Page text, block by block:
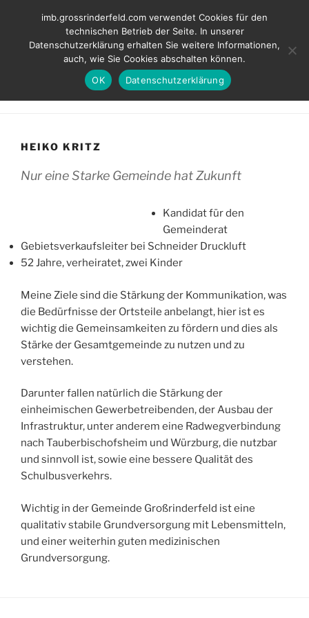
springen
INITIATIVE MÜNDIGER
BÜRGER
Kompetent. Fair. Für unsere Ortschaften.
HEIKO KRITZ
Nur eine Starke Gemeinde hat Zukunft
Kandidat für den
Gemeinderat
Gebietsverkaufsleiter bei Schneider Druckluft
52 Jahre, verheiratet, zwei Kinder
Meine Ziele sind die Stärkung der Kommunikation, was
die Bedürfnisse der Ortsteile anbelangt, hier ist es
wichtig die Gemeinsamkeiten zu fördern und dies als
Stärke der Gesamtgemeinde zu nutzen und zu
verstehen.
Darunter fallen natürlich die Stärkung der
einheimischen Gewerbetreibenden, der Ausbau der
Infrastruktur, unter anderem eine Radwegverbindung
nach Tauberbischofsheim und Würzburg, die nutzbar
und sinnvoll ist, sowie eine bessere Qualität des
Schulbusverkehrs.
Wichtig in der Gemeinde Großrinderfeld ist eine
qualitativ stabile Grundversorgung mit Lebensmitteln,
und einer weiterhin guten medizinischen
Grundversorgung.
imb.grossrinderfeld.com verwendet Cookies für den
technischen Betrieb der Seite. In unserer
Datenschutzerklärung erhalten Sie weitere Informationen,
auch, wie Sie Cookies abschalten können.
OK
Datenschutzerklärung